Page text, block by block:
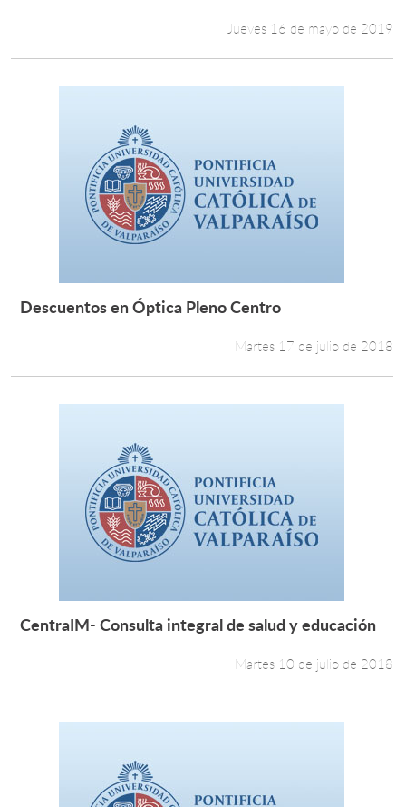
Jueves 16 de mayo de 2019
Leer más +
Descuentos en Óptica Pleno Centro
Martes 17 de julio de 2018
Leer más +
CentraIM- Consulta integral de salud y educación
Martes 10 de julio de 2018